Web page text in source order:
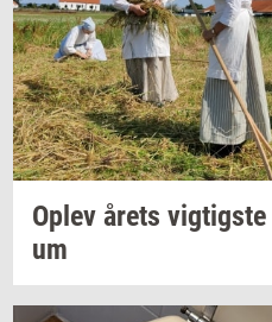
Oplev årets vig­tig­ste
um